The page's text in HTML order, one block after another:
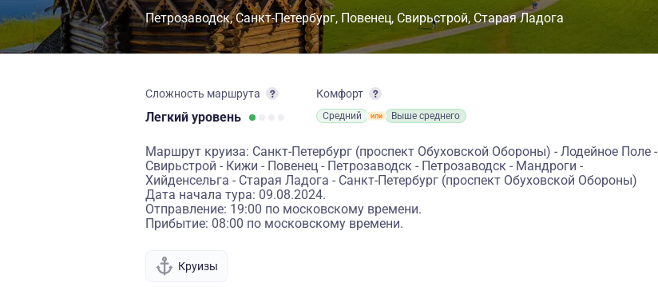
Петрозаводск Санкт-Петербург Повенец Свирьстрой Старая Ладога
Сложность маршрута
Легкий уровень
Комфорт
Средний Выше среднего
Маршрут круиза: Санкт-Петербург (проспект Обуховской Обороны) - Лодейное Поле -
Свирьстрой - Кижи - Повенец - Петрозаводск - Петрозаводск - Мандроги -
Хийденсельга - Старая Ладога - Санкт-Петербург (проспект Обуховской Обороны)
Дата начала тура: 09.08.2024.
Отправление: 19:00 по московскому времени.
Прибытие: 08:00 по московскому времени.
Круизы